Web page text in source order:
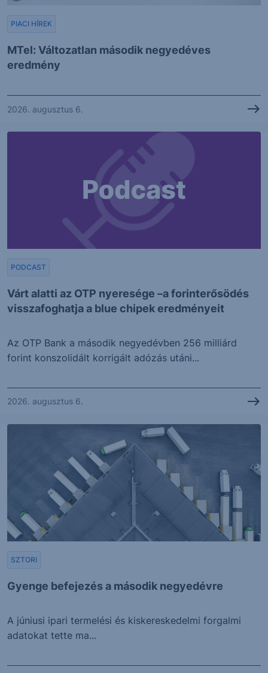
MTel: Változatlan második negyedéves
eredmény
PIACI HÍREK
2026. augusztus 6.
Várt alatti az OTP nyeresége –a forinterősödés
visszafoghatja a blue chipek eredményeit
PODCAST
Az OTP Bank a második negyedévben 256 milliárd
forint konszolidált korrigált adózás utáni...
2026. augusztus 6.
Gyenge befejezés a második negyedévre
SZTORI
A júniusi ipari termelési és kiskereskedelmi forgalmi
adatokat tette ma...